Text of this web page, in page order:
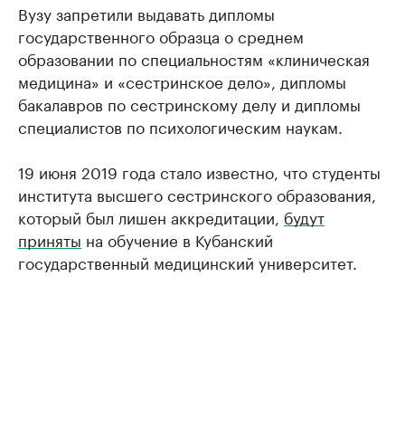
Вузу запретили выдавать дипломы
государственного образца о среднем
образовании по специальностям «клиническая
медицина» и «сестринское дело», дипломы
бакалавров по сестринскому делу и дипломы
специалистов по психологическим наукам.
19 июня 2019 года стало известно, что студенты
института высшего сестринского образования,
который был лишен аккредитации, будут
приняты на обучение в Кубанский
государственный медицинский университет.